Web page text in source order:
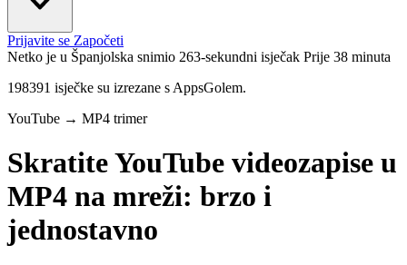
Prijavite se Započeti
Netko je u Španjolska snimio 263-sekundni isječak Prije 38 minuta
198391 isječke su izrezane s AppsGolem.
YouTube → MP4 trimer
Skratite YouTube videozapise u
MP4 na mreži: brzo i
jednostavno